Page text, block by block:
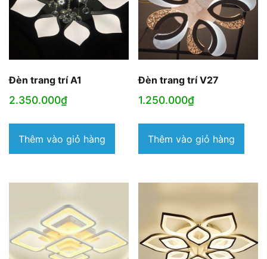
Đèn trang trí A1
2.350.000₫
Thêm vào giỏ hàng
Đèn trang trí V27
1.250.000₫
Thêm vào giỏ hàng